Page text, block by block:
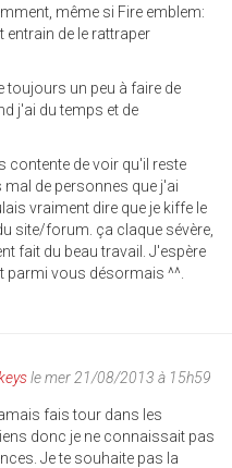
même si Fire emblem:
entrain de le rattraper
toujours un peu à faire de
j'ai du temps et de
contente de voir qu'il reste
de personnes que j'ai
vraiment dire que je kiffe le
site/forum. ça claque sévère,
fait du beau travail. J'espère
parmi vous désormais ^^.
le mer 21/08/2013 à 15h59
fais tour dans les
donc je ne connaissait pas
Je te souhaite pas la